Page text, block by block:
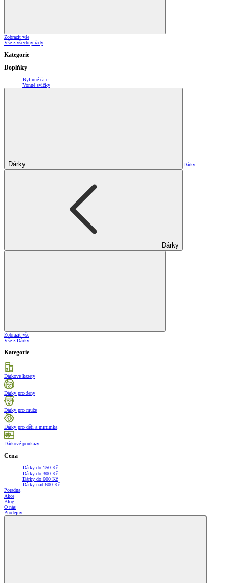
Zobrazit vše
Vše z všechny řady
Kategorie
Doplňky
Bylinné čaje
Vonné svíčky
Dárky Dárky
Dárky
Zobrazit vše
Vše z Dárky
Kategorie
Dárkové kazety
Dárky pro ženy
Dárky pro muže
Dárky pro děti a minimka
Dárkové poukazy
Cena
Dárky do 150 Kč
Dárky do 300 Kč
Dárky do 600 Kč
Dárky nad 600 Kč
Poradna
Akce
Blog
O nás
Prodejny